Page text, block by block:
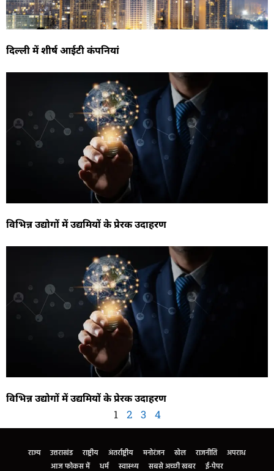
दिल्ली में शीर्ष आईटी कंपनियां
विभिन्न उद्योगों में उद्यमियों के प्रेरक उदाहरण
विभिन्न उद्योगों में उद्यमियों के प्रेरक उदाहरण
1 2 3 4
राज्य उत्तराखंड राष्ट्रीय अंतर्राष्ट्रीय मनोरंजन खेल राजनीति
अपराध
आज फोकस में
धर्म स्वास्थ्य सबसे अच्छी खबर ई-पेपर